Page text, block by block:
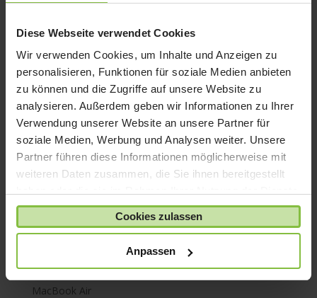
Diese Webseite verwendet Cookies
Wir verwenden Cookies, um Inhalte und Anzeigen zu
personalisieren, Funktionen für soziale Medien anbieten
zu können und die Zugriffe auf unsere Website zu
analysieren. Außerdem geben wir Informationen zu Ihrer
Verwendung unserer Website an unsere Partner für
soziale Medien, Werbung und Analysen weiter. Unsere
Partner führen diese Informationen möglicherweise mit
weiteren Daten zusammen, die Sie ihnen bereitgestellt
gesammelt haben.
Cookies zulassen
Anpassen
iPhone X
iPod nano
iPod shuffle
iPod touch
Kabel & Adapter
Kopfhörer
LaCie Rugged
Mac mini
Mac Pro
MacBook
MacBook Air